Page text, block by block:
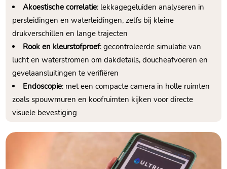
Akoestische correlatie: lekkagegeluiden analyseren in
persleidingen en waterleidingen, zelfs bij kleine
drukverschillen en lange trajecten
Rook en kleurstofproef: gecontroleerde simulatie van
lucht en waterstromen om dakdetails, doucheafvoeren en
gevelaansluitingen te verifiëren
Endoscopie: met een compacte camera in holle ruimten
zoals spouwmuren en koofruimten kijken voor directe
visuele bevestiging